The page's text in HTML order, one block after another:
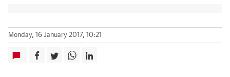
Monday, 16 January 2017, 10:21